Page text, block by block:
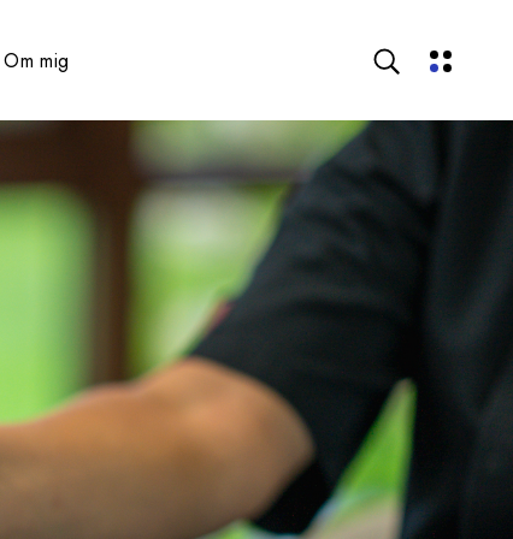
Om mig